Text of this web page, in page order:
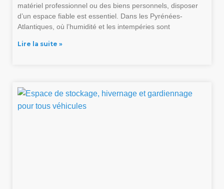
matériel professionnel ou des biens personnels, disposer
d’un espace fiable est essentiel. Dans les Pyrénées-
Atlantiques, où l’humidité et les intempéries sont
Lire la suite »